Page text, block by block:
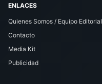
ENLACES
Quienes Somos / Equipo Editorial
Contacto
Media Kit
Publicidad